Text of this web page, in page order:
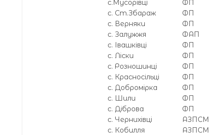
с.Мусорівці
ФП
с. Ст.Збараж
ФП
с. Верняки
ФП
с. Залужжя
ФАП
с. Івашківці
ФП
с. Ліски
ФП
с. Розношинці
ФП
с. Красносільці
ФП
с. Добромірка
ФП
с. Шили
ФП
с. Діброва
ФП
с. Чернихівці
АЗПСМ
с. Кобилля
АЗПСМ